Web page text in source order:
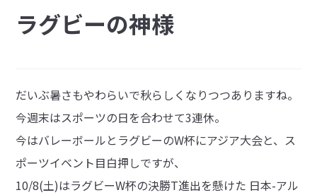
ラグビーの神様
だいぶ暑さもやわらいで秋らしくなりつつありますね。
今週末はスポーツの日を合わせて3連休。
今はバレーボールとラグビーのW杯にアジア大会と、ス
ポーツイベント目白押しですが、
10/8(土)はラグビーW杯の決勝T進出を懸けた 日本-アル